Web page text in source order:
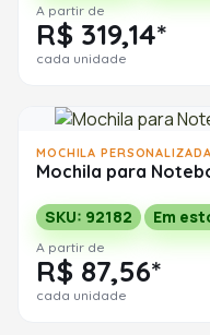
A partir de
R$ 319,14*
cada unidade
MOCHILA PERSONALIZADA
Mochila para
SKU: 92182 Em
A partir de
R$ 87,56*
cada unidade